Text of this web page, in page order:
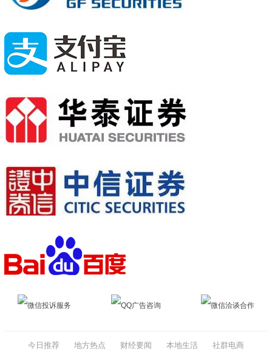
微信投诉服务 QQ广告咨询 微信洽谈合作
今日推荐 地方热点 财经要闻 本地生活 社群电商